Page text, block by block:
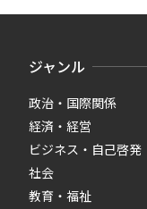
ジャンル
政治・国際関係
経済・経営
ビジネス・自己啓発
社会
教育・福祉